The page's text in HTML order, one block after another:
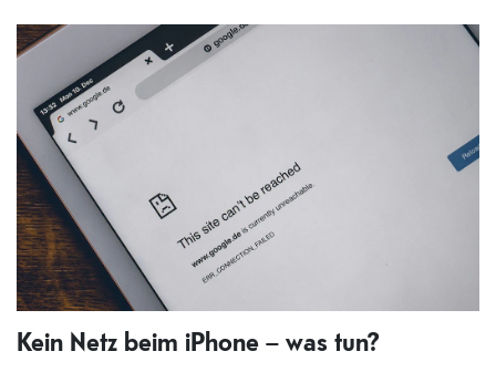
Kein Netz beim iPhone – was tun?